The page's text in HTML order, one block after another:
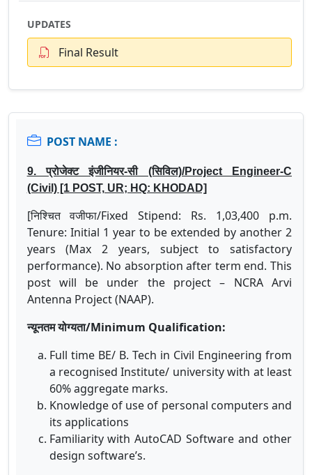
UPDATES
Final Result
POST NAME :
9. प्रोजेक्ट इंजीनियर-सी (सिविल)/Project Engineer-C
(Civil) [1 POST, UR; HQ: KHODAD]
[निश्चित वजीफा/Fixed Stipend: Rs. 1,03,400 p.m.
Tenure: Initial 1 year to be extended by another 2
years (Max 2 years, subject to satisfactory
performance). No absorption after term end. This
post will be under the project – NCRA Arvi
Antenna Project (NAAP).
न्यूनतम योग्यता/Minimum Qualification:
Full time BE/ B. Tech in Civil Engineering from
a recognised Institute/ university with at least
60% aggregate marks.
Knowledge of use of personal computers and
its applications
Familiarity with AutoCAD Software and other
design software’s.